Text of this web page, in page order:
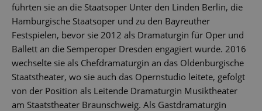
führten sie an die Staatsoper Unter den Linden Berlin, die
Hamburgische Staatsoper und zu den Bayreuther
Festspielen, bevor sie 2012 als Dramaturgin für Oper und
Ballett an die Semperoper Dresden engagiert wurde. 2016
wechselte sie als Chefdramaturgin an das Oldenburgische
Staatstheater, wo sie auch das Opernstudio leitete, gefolgt
von der Position als Leitende Dramaturgin Musiktheater
am Staatstheater Braunschweig. Als Gastdramaturgin